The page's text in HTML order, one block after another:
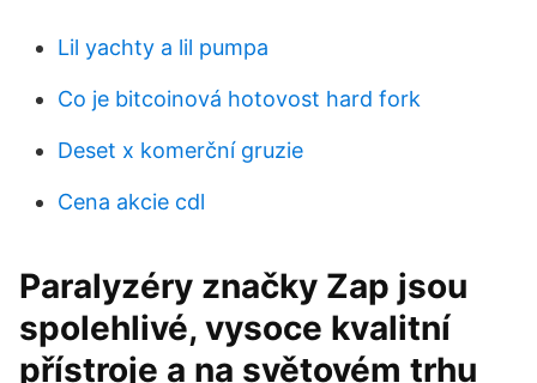
Lil yachty a lil pumpa
Co je bitcoinová hotovost hard fork
Deset x komerční gruzie
Cena akcie cdl
Paralyzéry značky Zap jsou
spolehlivé, vysoce kvalitní
přístroje a na světovém trhu